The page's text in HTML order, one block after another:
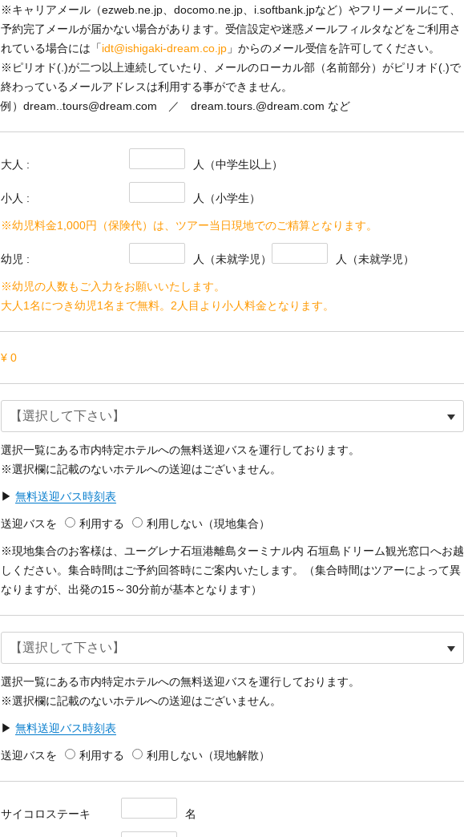
※キャリアメール（ezweb.ne.jp、docomo.ne.jp、i.softbank.jpなど）やフリーメールにて、
予約完了メールが届かない場合があります。受信設定や迷惑メールフィルタなどをご利用さ
れている場合には「idt@ishigaki-dream.co.jp 」からのメール受信を許可してください。
※ピリオド(.)が二つ以上連続していたり、メールのローカル部（名前部分）がピリオド(.)で
終わっているメールアドレスは利用する事ができません。
例）dream..tours@dream.com ／ dream.tours.@dream.com など
大人 : 人 （中学生以上）
小人 : 人 （小学生）
※幼児料金1,000円（保険代）は、ツアー当日現地でのご精算となります。
幼児 : 人 （未就学児） 人（未就学児）
※幼児の人数もご入力をお願いいたします。
大人1名につき幼児1名まで無料。2人目より小人料金となります。
¥ 0
選択一覧にある市内特定ホテルへの無料送迎バスを運行しております。
※選択欄に記載のないホテルへの送迎はございません。
▶ 無料送迎バス時刻表
送迎バスを 利用する 利用しない （現地集合）
※現地集合のお客様は、ユーグレナ石垣港離島ターミナル内 石垣島ドリーム観光窓口へお越
しください。集合時間はご予約回答時にご案内いたします。（集合時間はツアーによって異
なりますが、出発の15～30分前が基本となります）
選択一覧にある市内特定ホテルへの無料送迎バスを運行しております。
※選択欄に記載のないホテルへの送迎はございません。
▶ 無料送迎バス時刻表
送迎バスを 利用する 利用しない （現地解散）
サイコロステーキ 名